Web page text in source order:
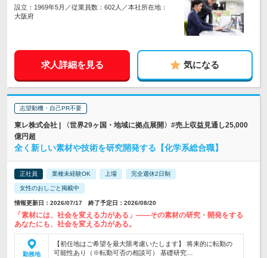
設立：1969年5月／従業員数：602人／本社所在地：
大阪府
求人詳細を見る 気になる
志望動機・自己PR不要
東レ株式会社 | 〈世界29ヶ国・地域に拠点展開〉#売上収益見通し25,000
億円超
全く新しい素材や技術を研究開発する【化学系総合職】
正社員 業種未経験OK 上場 完全週休2日制
女性のおしごと掲載中
情報更新日：2026/07/17 終了予定日：2026/08/20
「素材には、社会を変える力がある」――その素材の研究・開発をする
あなたにも、社会を変える力がある。
勤務地
【初任地はご希望を最大限考慮いたします】 将来的に転勤の
可能性あり（※転勤可否の相談可） 基礎研究…